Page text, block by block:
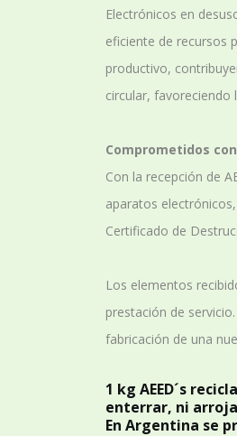
Electrónicos en
eficiente de recursos
productivo,
circular, favoreciendo
Comprometidos
Con la recepción de
aparatos
Certificado de
Los elementos
prestación de
fabricación de una
1 kg AEED´s
enterrar, ni
En Argentina se